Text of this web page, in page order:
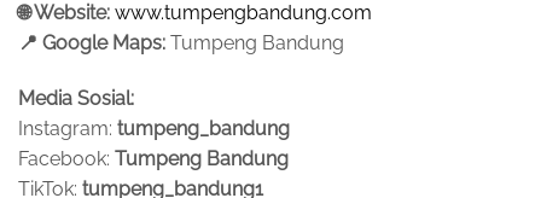
🌐Website: www.tumpengbandung.com
📍 Google Maps: Tumpeng Bandung
Media Sosial:
Instagram: tumpeng_bandung
Facebook: Tumpeng Bandung
TikTok: tumpeng_bandung1